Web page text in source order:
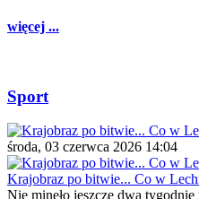
więcej ...
Sport
środa, 03 czerwca 2026 14:04
Krajobraz po bitwie... Co w
Nie minęło jeszcze dwa